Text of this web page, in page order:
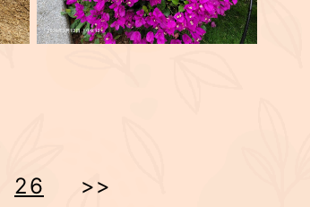
26 >>